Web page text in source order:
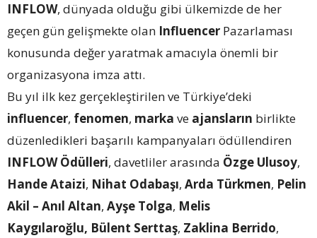
INFLOW, dünyada olduğu gibi ülkemizde de her
geçen gün gelişmekte olan Influencer Pazarlaması
konusunda değer yaratmak amacıyla önemli bir
organizasyona imza attı.
Bu yıl ilk kez gerçekleştirilen ve Türkiye’deki
influencer, fenomen, marka ve ajansların birlikte
düzenledikleri başarılı kampanyaları ödüllendiren
INFLOW Ödülleri, davetliler arasında Özge Ulusoy,
Hande Ataizi, Nihat Odabaşı, Arda Türkmen, Pelin
Akil – Anıl Altan, Ayşe Tolga, Melis
Kaygılaroğlu, Bülent Serttaş, Zaklina Berrido,